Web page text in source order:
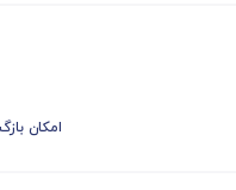
امکان بازگشت